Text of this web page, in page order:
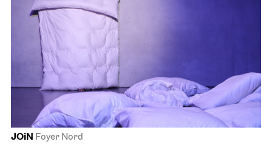
JOiN Foyer Nord